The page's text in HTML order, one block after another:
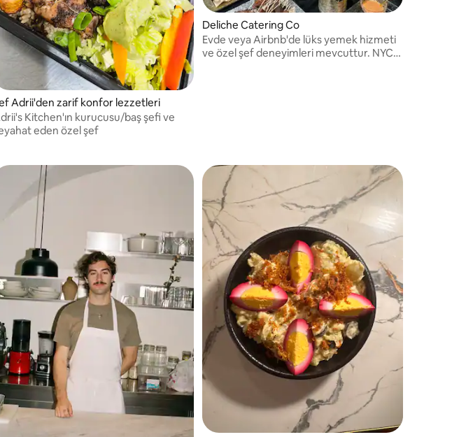
Adrii'den zarif konfor lezzetleri
Kitchen'ın kurucusu/baş şefi ve
eden özel şef
Deliche Catering Co
Evde veya Airbnb'de lüks yemek hizmeti
ve özel şef deneyimleri mevcuttur. NYC